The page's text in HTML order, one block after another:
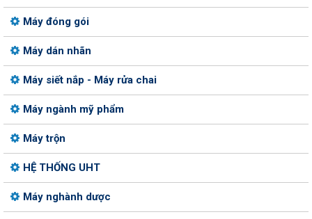
Máy đóng gói
Máy dán nhãn
Máy siết nắp - Máy rửa chai
Máy ngành mỹ phẩm
Máy trộn
HỆ THỐNG UHT
Máy nghành dược